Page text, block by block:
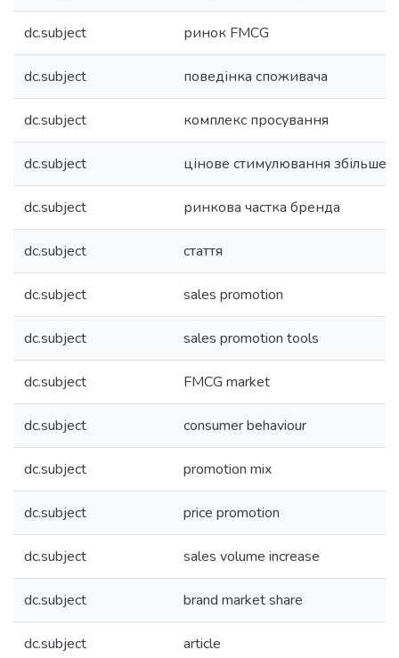
dc.subject ринок FMCG
dc.subject поведінка споживача
dc.subject комплекс просування
dc.subject цінове стимулювання
dc.subject ринкова частка бренда
dc.subject стаття
dc.subject sales promotion
dc.subject sales promotion tools
dc.subject FMCG market
dc.subject consumer behaviour
dc.subject promotion mix
dc.subject price promotion
dc.subject sales volume increase
dc.subject brand market share
dc.subject article